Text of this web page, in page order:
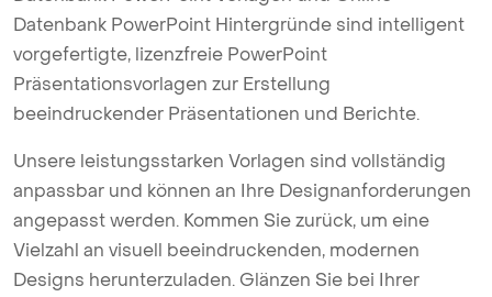
Datenbank PowerPoint Hintergründe sind intelligent
vorgefertigte, lizenzfreie PowerPoint
Präsentationsvorlagen zur Erstellung
beeindruckender Präsentationen und Berichte.
Unsere leistungsstarken Vorlagen sind vollständig
anpassbar und können an Ihre Designanforderungen
angepasst werden. Kommen Sie zurück, um eine
Vielzahl an visuell beeindruckenden, modernen
Designs herunterzuladen. Glänzen Sie bei Ihrer